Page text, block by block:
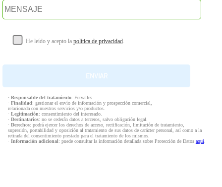
He leído y acepto la política de privacidad.
· Responsable del tratamiento: Fervalles
· Finalidad: gestionar el envío de información y prospección comercial,
relacionada con nuestros servicios y/o productos.
· Legitimación: consentimiento del interesado.
· Destinatarios: no se cederán datos a terceros, salvo obligación legal.
· Derechos: podrá ejercer los derechos de acceso, rectificación, limitación de tratamiento,
supresión, portabilidad y oposición al tratamiento de sus datos de carácter personal, así como a la
retirada del consentimiento prestado para el tratamiento de los mismos.
· Información adicional: puede consultar la información detallada sobre Protección de Datos aquí.